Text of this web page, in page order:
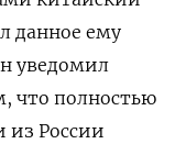
данное ему
уведомил
что полностью
из России